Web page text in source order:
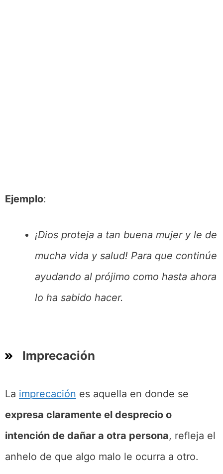
Ejemplo:
¡Dios proteja a tan buena mujer y le de
mucha vida y salud! Para que continúe
ayudando al prójimo como hasta ahora
lo ha sabido hacer.
Imprecación
La imprecación es aquella en donde se
expresa claramente el desprecio o
intención de dañar a otra persona, refleja el
anhelo de que algo malo le ocurra a otro.